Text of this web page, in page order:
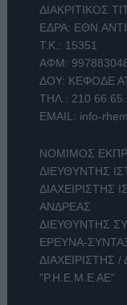
ΔΙΑΚΡΙΤΙΚΟΣ
ΕΔΡΑ:
Τ.Κ.: 15351
ΑΦΜ:
ΔΟΥ: ΚΕΦΟΔΕ
ΤΗΛ.: 210
EMAIL: info-
ΝΟΜΙΜΟΣ
ΔΙΕΥΘΥΝΤΗΣ
ΔΙΑΧΕΙΡΙΣΤΗΣ
ΑΝΔΡΕΑΣ
ΔΙΕΥΘΥΝΤΗΣ
ΕΡΕΥΝΑ-
ΔΙΑΧΕΙΡΙΣΤΗΣ /
"Ρ.Η.Ε.Μ.Ε ΑΕ"